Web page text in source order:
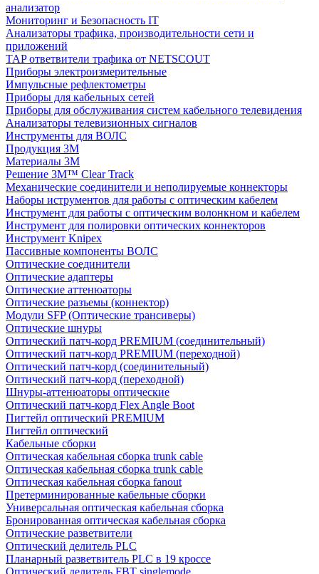
анализатор
Мониторинг и Безопасность IT
Анализаторы трафика, производительности сети и
приложений
TAP ответвители трафика от NETSCOUT
Приборы электроизмерительные
Импульсные рефлектометры
Приборы для кабельных сетей
Приборы для обслуживания систем кабельного телевидения
Анализаторы телевизионных сигналов
Инструменты для ВОЛС
Продукция 3M
Материалы 3М
Решение 3M™ Clear Track
Механические соединители и неполируемые коннекторы
Наборы иструментов для работы с оптическим кабелем
Инструмент для работы с оптическим волонкном и кабелем
Инструмент для полировки оптических коннекторов
Инструмент Knipex
Пассивные компоненты ВОЛС
Оптические соединители
Оптические адаптеры
Оптические аттенюаторы
Оптические разъемы (коннектор)
Модули SFP (Оптические трансиверы)
Оптические шнуры
Оптический патч-корд PREMIUM (соединительный)
Оптический патч-корд PREMIUM (переходной)
Оптический патч-корд (соединительный)
Оптический патч-корд (переходной)
Шнуры-аттенюаторы оптические
Оптический патч-корд Flex Angle Boot
Пигтейл оптический PREMIUM
Пигтейл оптический
Кабельные сборки
Оптическая кабельная сборка trunk cable
Оптическая кабельная сборка trunk cable
Оптическая кабельная сборка fanout
Претерминированные кабельные сборки
Универсальная оптическая кабельная сборка
Бронированная оптическая кабельная сборка
Оптические разветвители
Оптический делитель PLC
Планарный разветвитель PLC в 19 кроссе
Оптический делитель FBT singlemode